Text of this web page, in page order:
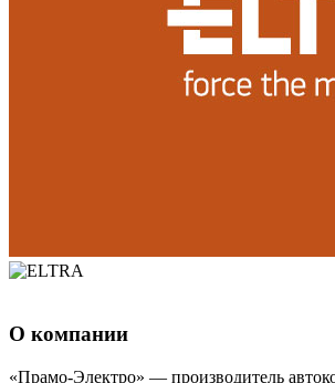
О компании
«Прамо-Электро» — производитель